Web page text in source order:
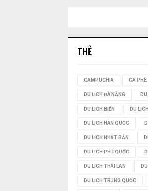
THẺ
CAMPUCHIA CÀ PHÊ
DU LỊCH ĐÀ NẴNG DU
DU LỊCH BIỂN DU
DU LỊCH HÀN QUỐC
DU LỊCH NHẬT BẢN
DU LỊCH PHÚ QUỐC
DU LỊCH THÁI LAN
DU LỊCH TRUNG QUỐC